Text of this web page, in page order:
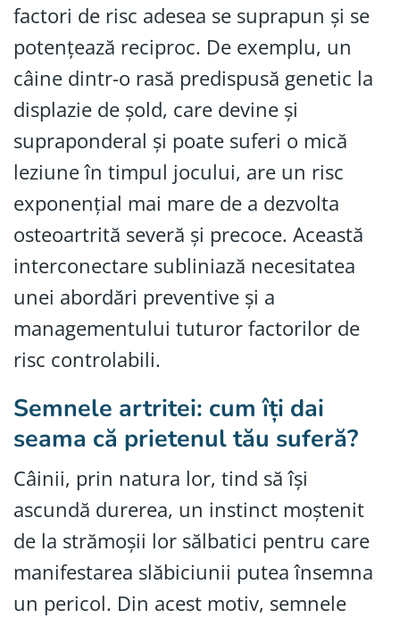
factori de risc adesea se suprapun și se
potențează reciproc. De exemplu, un
câine dintr-o rasă predispusă genetic la
displazie de șold, care devine și
supraponderal și poate suferi o mică
leziune în timpul jocului, are un risc
exponențial mai mare de a dezvolta
osteoartrită severă și precoce. Această
interconectare subliniază necesitatea
unei abordări preventive și a
managementului tuturor factorilor de
risc controlabili.
Semnele artritei: cum îți dai
seama că prietenul tău suferă?
Câinii, prin natura lor, tind să își
ascundă durerea, un instinct moștenit
de la strămoșii lor sălbatici pentru care
manifestarea slăbiciunii putea însemna
un pericol. Din acest motiv, semnele